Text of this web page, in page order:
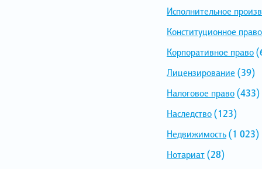
Исполнительное
Конституционное право
Корпоративное право
Лицензирование (39)
Налоговое право(433)
Наследство(123)
Недвижимость(1 023)
Нотариат(28)